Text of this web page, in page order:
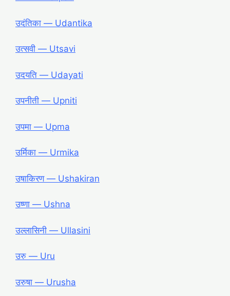
उदंतिका ― Udantika
उत्सवी ― Utsavi
उदयति ― Udayati
उपनीती ― Upniti
उपमा ― Upma
उर्मिका ― Urmika
उषाकिरण ― Ushakiran
उष्णा ― Ushna
उल्लासिनी ― Ullasini
उरु ― Uru
उरुषा ― Urusha